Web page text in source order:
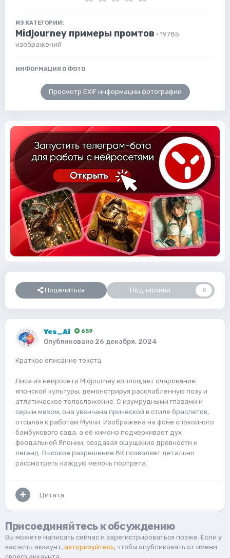
ИЗ КАТЕГОРИИ:
Midjourney примеры промтов · 19785
изображений
ИНФОРМАЦИЯ О ФОТО
Просмотр EXIF информации фотографии
Поделиться Подписчики 0
Yes_Ai 659
Опубликовано 26 декабря, 2024
Краткое описание текста:
Лиса из нейросети Midjourney воплощает очарование
японской культуры, демонстрируя расслабленную позу и
атлетическое телосложение. С изумрудными глазами и
серым мехом, она увенчана прической в стиле браслетов,
отсылая к работам Муччи. Изображена на фоне спокойного
бамбукового сада, а её кимоно подчеркивает дух
феодальной Японии, создавая ощущение древности и
легенд. Высокое разрешение 8К позволяет детально
рассмотреть каждую мелочь портрета.
Цитата
Присоединяйтесь к обсуждению
Вы можете написать сейчас и зарегистрироваться позже. Если у
вас есть аккаунт, авторизуйтесь, чтобы опубликовать от имени